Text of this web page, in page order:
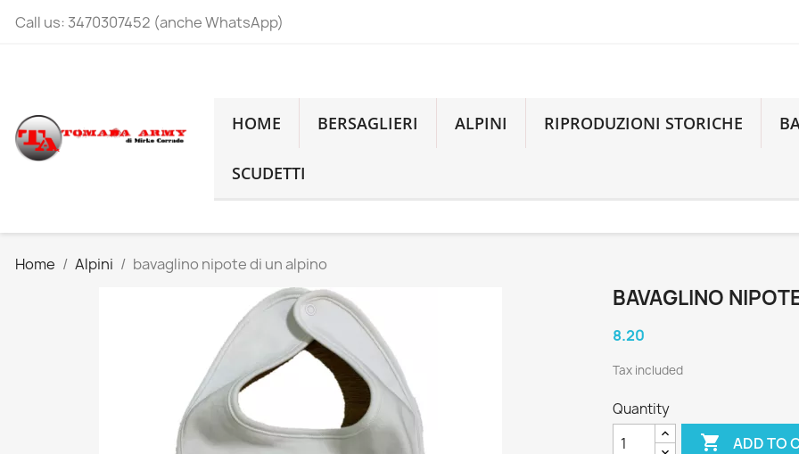
Call us: 3470307452 (anche WhatsApp)
HOME BERSAGLIERI ALPINI RIPRODUZIONI STORICHE
SCUDETTI
Home Alpini bavaglino nipote di un alpino
BAVAGLINO
8.20
Tax included
Quantity
 ADD TO